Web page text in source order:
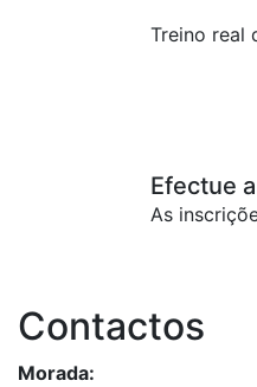
Treino real
Efectue
As
Contactos
Morada: